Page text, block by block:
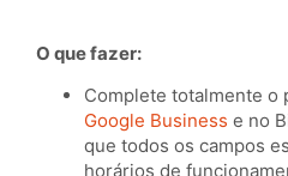
O que fazer:
Complete totalmente o
Google Business e no
que todos os campos
horários de